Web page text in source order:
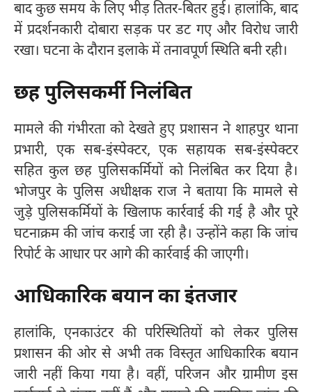
बाद कुछ समय के लिए भीड़ तितर-बितर हुई। हालांकि, बाद
में प्रदर्शनकारी दोबारा सड़क पर डट गए और विरोध जारी
रखा। घटना के दौरान इलाके में तनावपूर्ण स्थिति बनी रही।
छह पुलिसकर्मी निलंबित
मामले की गंभीरता को देखते हुए प्रशासन ने शाहपुर थाना
प्रभारी, एक सब-इंस्पेक्टर, एक सहायक सब-इंस्पेक्टर
सहित कुल छह पुलिसकर्मियों को निलंबित कर दिया है।
भोजपुर के पुलिस अधीक्षक राज ने बताया कि मामले से
जुड़े पुलिसकर्मियों के खिलाफ कार्रवाई की गई है और पूरे
घटनाक्रम की जांच कराई जा रही है। उन्होंने कहा कि जांच
रिपोर्ट के आधार पर आगे की कार्रवाई की जाएगी।
आधिकारिक बयान का इंतजार
हालांकि, एनकाउंटर की परिस्थितियों को लेकर पुलिस
प्रशासन की ओर से अभी तक विस्तृत आधिकारिक बयान
जारी नहीं किया गया है। वहीं, परिजन और ग्रामीण इस